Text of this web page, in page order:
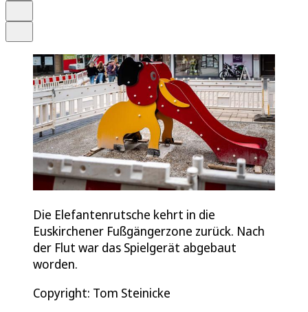
Die Elefantenrutsche kehrt in die
Euskirchener Fußgängerzone zurück. Nach
der Flut war das Spielgerät abgebaut
worden.
Copyright: Tom Steinicke